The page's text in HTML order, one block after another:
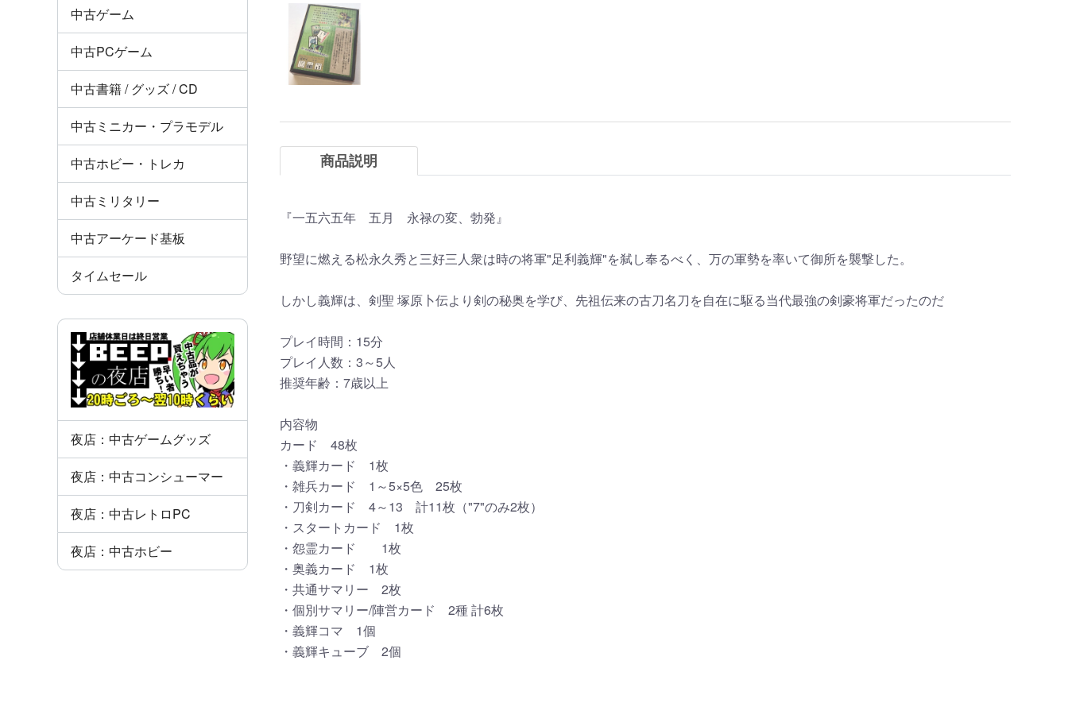
中古ゲーム
中古PCゲーム
中古書籍 / グッズ / CD
中古ミニカー・プラモデル
中古ホビー・トレカ
中古ミリタリー
中古アーケード基板
タイムセール
夜店：中古ゲームグッズ
夜店：中古コンシューマー
夜店：中古レトロPC
夜店：中古ホビー
商品説明
『一五六五年 五月 永禄の変、勃発』
野望に燃える松永久秀と三好三人衆は時の将軍"足利義輝"を弑し奉るべく、万の軍勢を率いて御所を襲撃した。
しかし義輝は、剣聖 塚原卜伝より剣の秘奥を学び、先祖伝来の古刀名刀を自在に駆る当代最強の剣豪将軍だったのだ
プレイ時間：15分
プレイ人数：3～5人
推奨年齢：7歳以上
内容物
カード 48枚
・義輝カード 1枚
・雑兵カード 1～5×5色 25枚
・刀剣カード 4～13 計11枚（"7"のみ2枚）
・スタートカード 1枚
・怨霊カード 1枚
・奥義カード 1枚
・共通サマリー 2枚
・個別サマリー/陣営カード 2種 計6枚
・義輝コマ 1個
・義輝キューブ 2個